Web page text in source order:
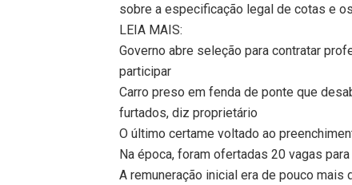
sobre a especificação legal de cotas e
LEIA MAIS:
Governo abre seleção para contratar
participar
Carro preso em fenda de ponte que
furtados, diz proprietário
O último certame voltado ao
Na época, foram ofertadas 20 vagas
A remuneração inicial era de pouco